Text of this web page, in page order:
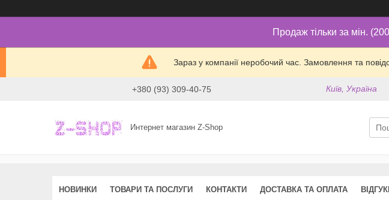
Продаж тільки за мін.
Зараз у компанії неробочий час. Замовлення та
+380 (93) 309-40-75 Київ, Україна
Интернет магазин Z-Shop
НОВИНКИ ТОВАРИ ТА ПОСЛУГИ КОНТАКТИ ДОСТАВКА ТА ОПЛАТА